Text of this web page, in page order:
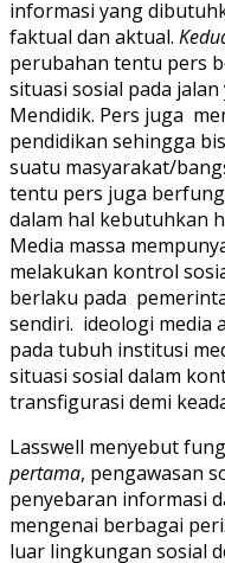
informasi yang
faktual dan aktual.
perubahan tentu pers
situasi sosial pada
Mendidik. Pers juga
pendidikan sehingga
suatu masyarakat/
tentu pers juga
dalam hal kebutuhkan
Media massa
melakukan kontrol
berlaku pada
sendiri. ideologi media
pada tubuh institusi
situasi sosial dalam
transfigurasi demi
Lasswell menyebut
pertama, pengawasan
penyebaran informasi
mengenai berbagai
luar lingkungan sosial